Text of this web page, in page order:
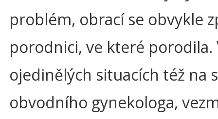
problém, obrací se obvykle
porodnici, ve které porodila.
ojedinělých situacích též na
obvodního gynekologa,